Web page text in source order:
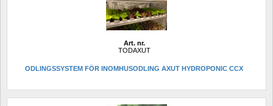
Art. nr.
TODAXUT
ODLINGSSYSTEM FÖR INOMHUSODLING AXUT HYDROPONIC CCX